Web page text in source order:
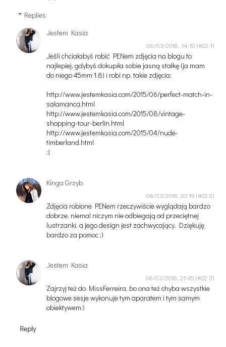
Replies
Jestem Kasia
06/03/2016, 14:10
Jeśli chciałabyś robić PENem zdjęcia na blogu to
najlepiej, gdybyś dokupiła sobie jasną stałkę (ja mam
do niego 45mm 1.8) i robi np. takie zdjęcia:
http://www.jestemkasia.com/2015/06/perfect-match-in-
salamanca.html
http://www.jestemkasia.com/2015/08/vintage-
shopping-tour-berlin.html
http://www.jestemkasia.com/2015/04/nude-
timberland.html
:)
Kinga Grzyb
06/03/2016, 20:19
Zdjęcia robione PENem rzeczywiście wyglądają bardzo
dobrze, niemal niczym nie odbiegają od przeciętnej
lustrzanki, a jego design jest zachwycający. Dziękuję
bardzo za pomoc ;)
Jestem Kasia
06/03/2016, 21:45
Zajrzyj też do MissFerreira, bo ona też chyba wszystkie
blogowe sesje wykonuje tym aparatem i tym samym
obiektywem:)
Reply